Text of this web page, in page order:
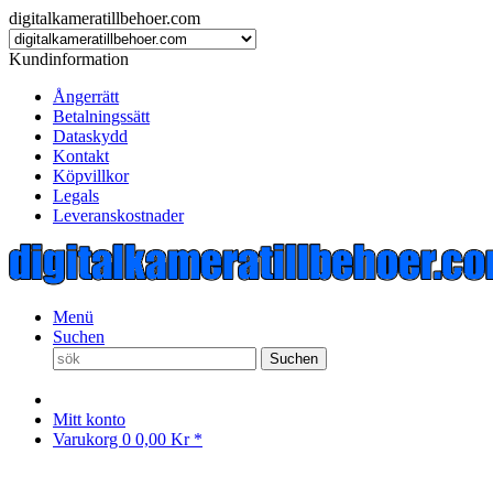
digitalkameratillbehoer.com
Kundinformation
Ångerrätt
Betalningssätt
Dataskydd
Kontakt
Köpvillkor
Legals
Leveranskostnader
Menü
Suchen
Suchen
Mitt konto
Varukorg 0 0,00 Kr *